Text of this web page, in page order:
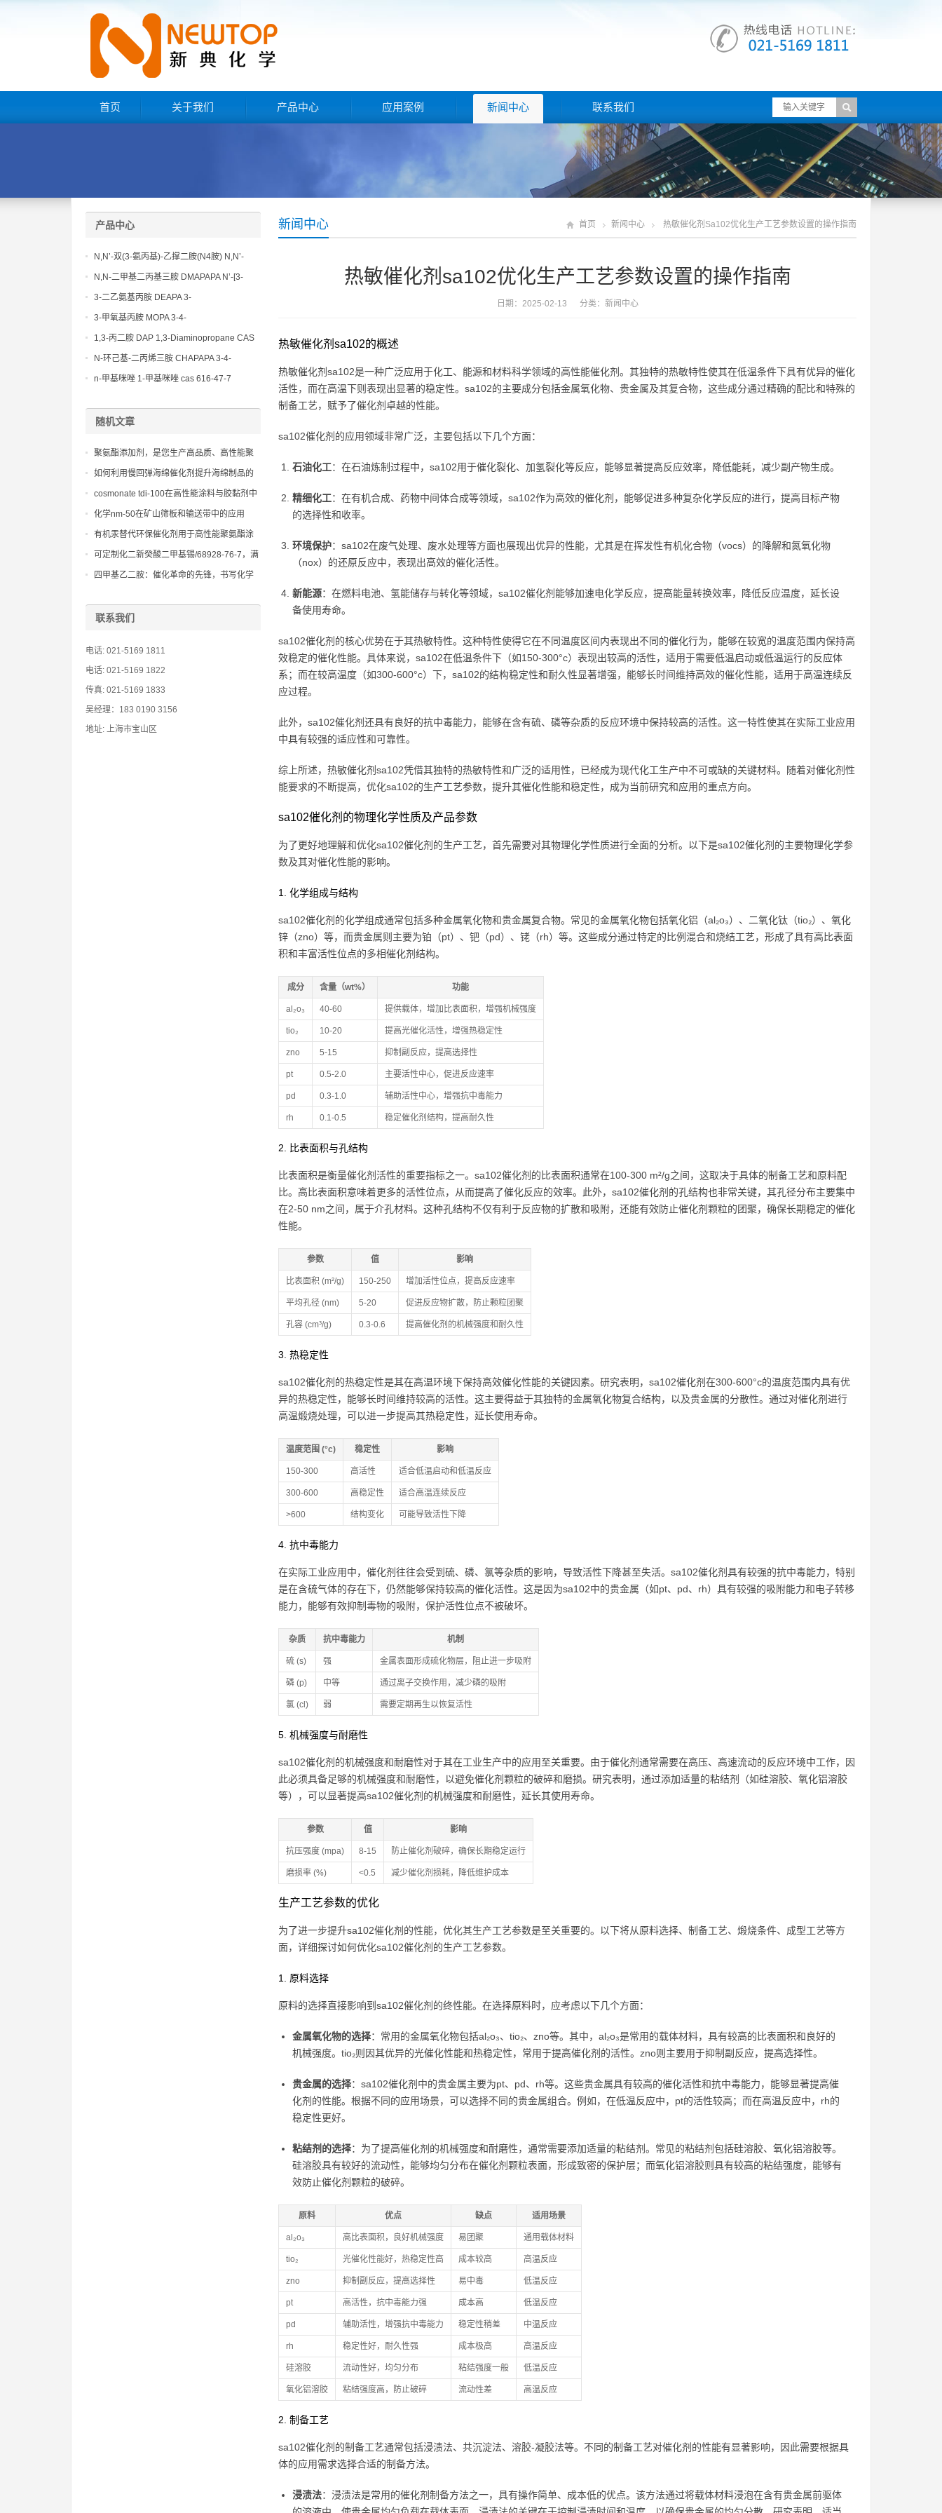
首页 关于我们 产品中心 应用案例 新闻中心 联系我们
新闻中心 首页 新闻中心 热敏催化剂sa102优化生产工艺参数设置的操作指南
热敏催化剂sa102优化生产工艺参数设置的操作指南
日期：2025-02-13 分类： 新闻中心
热敏催化剂sa102的概述
热敏催化剂sa102是一种广泛应用于化工、能源和材料科学领域的高性能催化剂。其独特的热敏特性使其在低温条件下具有优异的催化
活性，而在高温下则表现出显著的稳定性。sa102的主要成分包括金属氧化物、贵金属及其复合物，这些成分通过精确的配比和特殊的
制备工艺，赋予了催化剂卓越的性能。
sa102催化剂的应用领域非常广泛，主要包括以下几个方面：
石油化工：在石油炼制过程中，sa102用于催化裂化、加氢裂化等反应，能够显著提高反应效率，降低能耗，减少副产物生成。
精细化工：在有机合成、药物中间体合成等领域，sa102作为高效的催化剂，能够促进多种复杂化学反应的进行，提高目标产物
的选择性和收率。
环境保护：sa102在废气处理、废水处理等方面也展现出优异的性能，尤其是在挥发性有机化合物（vocs）的降解和氮氧化物
（nox）的还原反应中，表现出高效的催化活性。
新能源：在燃料电池、氢能储存与转化等领域，sa102催化剂能够加速电化学反应，提高能量转换效率，降低反应温度，延长设
备使用寿命。
sa102催化剂的核心优势在于其热敏特性。这种特性使得它在不同温度区间内表现出不同的催化行为，能够在较宽的温度范围内保持高
效稳定的催化性能。具体来说，sa102在低温条件下（如150-300°c）表现出较高的活性，适用于需要低温启动或低温运行的反应体
系；而在较高温度（如300-600°c）下，sa102的结构稳定性和耐久性显著增强，能够长时间维持高效的催化性能，适用于高温连续反
应过程。
此外，sa102催化剂还具有良好的抗中毒能力，能够在含有硫、磷等杂质的反应环境中保持较高的活性。这一特性使其在实际工业应用
中具有较强的适应性和可靠性。
综上所述，热敏催化剂sa102凭借其独特的热敏特性和广泛的适用性，已经成为现代化工生产中不可或缺的关键材料。随着对催化剂性
能要求的不断提高，优化sa102的生产工艺参数，提升其催化性能和稳定性，成为当前研究和应用的重点方向。
sa102催化剂的物理化学性质及产品参数
为了更好地理解和优化sa102催化剂的生产工艺，首先需要对其物理化学性质进行全面的分析。以下是sa102催化剂的主要物理化学参
数及其对催化性能的影响。
1. 化学组成与结构
sa102催化剂的化学组成通常包括多种金属氧化物和贵金属复合物。常见的金属氧化物包括氧化铝（al₂o₃）、二氧化钛（tio₂）、氧化
锌（zno）等，而贵金属则主要为铂（pt）、钯（pd）、铑（rh）等。这些成分通过特定的比例混合和烧结工艺，形成了具有高比表面
积和丰富活性位点的多相催化剂结构。
成分 含量（wt%） 功能
al₂o₃ 40-60 提供载体，增加比表面积，增强机械强度
tio₂ 10-20 提高光催化活性，增强热稳定性
zno 5-15 抑制副反应，提高选择性
pt 0.5-2.0 主要活性中心，促进反应速率
pd 0.3-1.0 辅助活性中心，增强抗中毒能力
rh 0.1-0.5 稳定催化剂结构，提高耐久性
2. 比表面积与孔结构
比表面积是衡量催化剂活性的重要指标之一。sa102催化剂的比表面积通常在100-300 m²/g之间，这取决于具体的制备工艺和原料配
比。高比表面积意味着更多的活性位点，从而提高了催化反应的效率。此外，sa102催化剂的孔结构也非常关键，其孔径分布主要集中
在2-50 nm之间，属于介孔材料。这种孔结构不仅有利于反应物的扩散和吸附，还能有效防止催化剂颗粒的团聚，确保长期稳定的催化
性能。
参数 值 影响
比表面积 (m²/g) 150-250 增加活性位点，提高反应速率
平均孔径 (nm) 5-20 促进反应物扩散，防止颗粒团聚
孔容 (cm³/g) 0.3-0.6 提高催化剂的机械强度和耐久性
3. 热稳定性
sa102催化剂的热稳定性是其在高温环境下保持高效催化性能的关键因素。研究表明，sa102催化剂在300-600°c的温度范围内具有优
异的热稳定性，能够长时间维持较高的活性。这主要得益于其独特的金属氧化物复合结构，以及贵金属的分散性。通过对催化剂进行
高温煅烧处理，可以进一步提高其热稳定性，延长使用寿命。
温度范围 (°c) 稳定性 影响
150-300 高活性 适合低温启动和低温反应
300-600 高稳定性 适合高温连续反应
>600 结构变化 可能导致活性下降
4. 抗中毒能力
在实际工业应用中，催化剂往往会受到硫、磷、氯等杂质的影响，导致活性下降甚至失活。sa102催化剂具有较强的抗中毒能力，特别
是在含硫气体的存在下，仍然能够保持较高的催化活性。这是因为sa102中的贵金属（如pt、pd、rh）具有较强的吸附能力和电子转移
能力，能够有效抑制毒物的吸附，保护活性位点不被破坏。
杂质 抗中毒能力 机制
硫 (s) 强 金属表面形成硫化物层，阻止进一步吸附
磷 (p) 中等 通过离子交换作用，减少磷的吸附
氯 (cl) 弱 需要定期再生以恢复活性
5. 机械强度与耐磨性
sa102催化剂的机械强度和耐磨性对于其在工业生产中的应用至关重要。由于催化剂通常需要在高压、高速流动的反应环境中工作，因
此必须具备足够的机械强度和耐磨性，以避免催化剂颗粒的破碎和磨损。研究表明，通过添加适量的粘结剂（如硅溶胶、氧化铝溶胶
等），可以显著提高sa102催化剂的机械强度和耐磨性，延长其使用寿命。
参数 值 影响
抗压强度 (mpa) 8-15 防止催化剂破碎，确保长期稳定运行
磨损率 (%) <0.5 减少催化剂损耗，降低维护成本
生产工艺参数的优化
为了进一步提升sa102催化剂的性能，优化其生产工艺参数是至关重要的。以下将从原料选择、制备工艺、煅烧条件、成型工艺等方
面，详细探讨如何优化sa102催化剂的生产工艺参数。
1. 原料选择
原料的选择直接影响到sa102催化剂的终性能。在选择原料时，应考虑以下几个方面：
金属氧化物的选择：常用的金属氧化物包括al₂o₃、tio₂、zno等。其中，al₂o₃是常用的载体材料，具有较高的比表面积和良好的
机械强度。tio₂则因其优异的光催化性能和热稳定性，常用于提高催化剂的活性。zno则主要用于抑制副反应，提高选择性。
贵金属的选择：sa102催化剂中的贵金属主要为pt、pd、rh等。这些贵金属具有较高的催化活性和抗中毒能力，能够显著提高催
化剂的性能。根据不同的应用场景，可以选择不同的贵金属组合。例如，在低温反应中，pt的活性较高；而在高温反应中，rh的
稳定性更好。
粘结剂的选择：为了提高催化剂的机械强度和耐磨性，通常需要添加适量的粘结剂。常见的粘结剂包括硅溶胶、氧化铝溶胶等。
硅溶胶具有较好的流动性，能够均匀分布在催化剂颗粒表面，形成致密的保护层；而氧化铝溶胶则具有较高的粘结强度，能够有
效防止催化剂颗粒的破碎。
原料 优点 缺点 适用场景
al₂o₃ 高比表面积，良好机械强度 易团聚 通用载体材料
tio₂ 光催化性能好，热稳定性高 成本较高 高温反应
zno 抑制副反应，提高选择性 易中毒 低温反应
pt 高活性，抗中毒能力强 成本高 低温反应
pd 辅助活性，增强抗中毒能力 稳定性稍差 中温反应
rh 稳定性好，耐久性强 成本极高 高温反应
硅溶胶 流动性好，均匀分布 粘结强度一般 低温反应
氧化铝溶胶 粘结强度高，防止破碎 流动性差 高温反应
2. 制备工艺
sa102催化剂的制备工艺通常包括浸渍法、共沉淀法、溶胶-凝胶法等。不同的制备工艺对催化剂的性能有显著影响，因此需要根据具
体的应用需求选择合适的制备方法。
浸渍法：浸渍法是常用的催化剂制备方法之一，具有操作简单、成本低的优点。该方法通过将载体材料浸泡在含有贵金属前驱体
产品中心
N,N’-双(3-氨丙基)-乙撑二胺(N4胺) N,N’-
Bis(3-aminopropyl)-ethylenediamine CAS
No10563-26-5
N,N-二甲基二丙基三胺 DMAPAPA N’-[3-
(dimethylamino)propyllpropane-1,3-
diamine CAS No10563-29-8
3-二乙氨基丙胺 DEAPA 3-
(Diethylamino)propylamine CAS No 104-
3-甲氧基丙胺 MOPA 3-4-
Methoxypropylamine CAS No 5332-73-0
1,3-丙二胺 DAP 1,3-Diaminopropane CAS
No 109-76-2
N-环己基-二丙烯三胺 CHAPAPA 3-4-
Methoxypropylamine CAS No:5332-73-0
n-甲基咪唑 1-甲基咪唑 cas 616-47-7
随机文章
聚氨酯添加剂，是您生产高品质、高性能聚
氨酯制品的关键
如何利用慢回弹海绵催化剂提升海绵制品的
性能与质量
cosmonate tdi-100在高性能涂料与胶黏剂中
提供柔韧性与附着力
化学nm-50在矿山筛板和输送带中的应用
有机汞替代环保催化剂用于高性能聚氨酯涂
层
可定制化二新癸酸二甲基锡/68928-76-7，满
足不同行业对性能的需求
四甲基乙二胺：催化革命的先锋，书写化学
联系我们
电话: 021-5169 1811
电话: 021-5169 1822
传真: 021-5169 1833
吴经理：183 0190 3156
地址: 上海市宝山区